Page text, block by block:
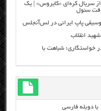
سریال کره‌ای «کایروس» | یک
وقت سئول
موسیقی پاپ ایرانی در لس‌آنجلس
خواستگاری؛ شباهت با